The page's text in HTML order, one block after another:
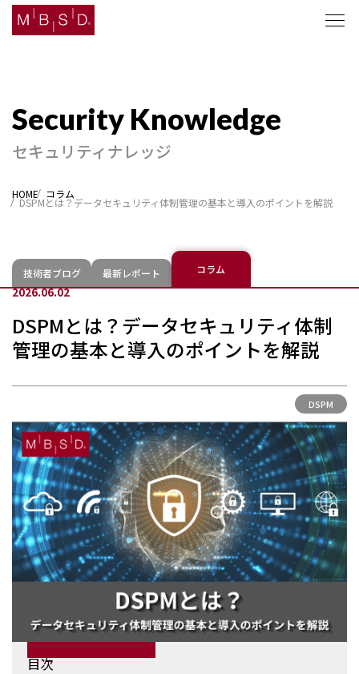
セキュリティナレッジ
ニュース
セキュリティナレッジ
HOME コラム
DSPMとは？データセキュリティ体制管理の基本と導入のポイントを解説
技術者ブログ 最新レポート コラム
2026.06.02
DSPMとは？データセキュリティ体制
管理の基本と導入のポイントを解説
DSPM
目次